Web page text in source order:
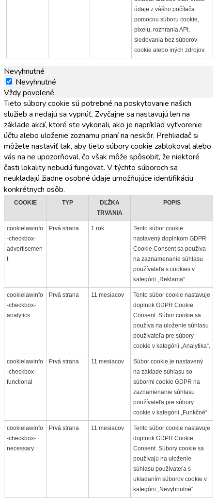
údaje z vášho počítača
pomocou súboru cookie,
pixelu, rozhrania API,
sledovania bez súborov
cookie alebo iných zdrojov.
Nevyhnutné
Nevyhnutné
Vždy povolené
Tieto súbory cookie sú potrebné na poskytovanie našich
služieb a nedajú sa vypnúť. Zvyčajne sa nastavujú len na
základe akcií, ktoré ste vykonali, ako je napríklad vytvorenie
účtu alebo uloženie zoznamu prianí na neskôr. Prehliadač si
môžete nastaviť tak, aby tieto súbory cookie zablokoval alebo
vás na ne upozorňoval, čo však môže spôsobiť, že niektoré
časti lokality nebudú fungovať. V týchto súboroch sa
neukladajú žiadne osobné údaje umožňujúce identifikáciu
konkrétnych osôb.
COOKIE TYP
DĽŽKA
TRVANIA
POPIS
cookielawinfo
-checkbox-
advertisemen
t
Prvá strana 1 rok
Tento súbor cookie
nastavený doplnkom GDPR
Cookie Consent sa používa
na zaznamenanie súhlasu
používateľa s cookies v
kategórii „Reklama“.
cookielawinfo
-checkbox-
analytics
Prvá strana 11 mesiacov
Tento súbor cookie nastavuje
doplnok GDPR Cookie
Consent. Súbor cookie sa
používa na uloženie súhlasu
používateľa pre súbory
cookie v kategórii „Analytika“.
cookielawinfo
-checkbox-
functional
Prvá strana 11 mesiacov
Súbor cookie je nastavený
na základe súhlasu so
súbormi cookie GDPR na
zaznamenanie súhlasu
používateľa pre súbory
cookie v kategórii „Funkčné“.
cookielawinfo
-checkbox-
necessary
Prvá strana 11 mesiacov
Tento súbor cookie nastavuje
doplnok GDPR Cookie
Consent. Súbory cookie sa
používajú na uloženie
súhlasu používateľa s
ukladaním súborov cookie v
kategórii „Nevyhnutné“.